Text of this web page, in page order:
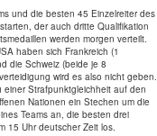
und die besten 45 Einzelreiter des
der auch dritte Qualifikation
werden morgen verteilt.
haben sich Frankreich (1
die Schweiz (beide je 8
wird es also nicht geben.
Strafpunktgleichheit auf den
Nationen ein Stechen um die
Teams an, die besten drei
15 Uhr deutscher Zeit los.